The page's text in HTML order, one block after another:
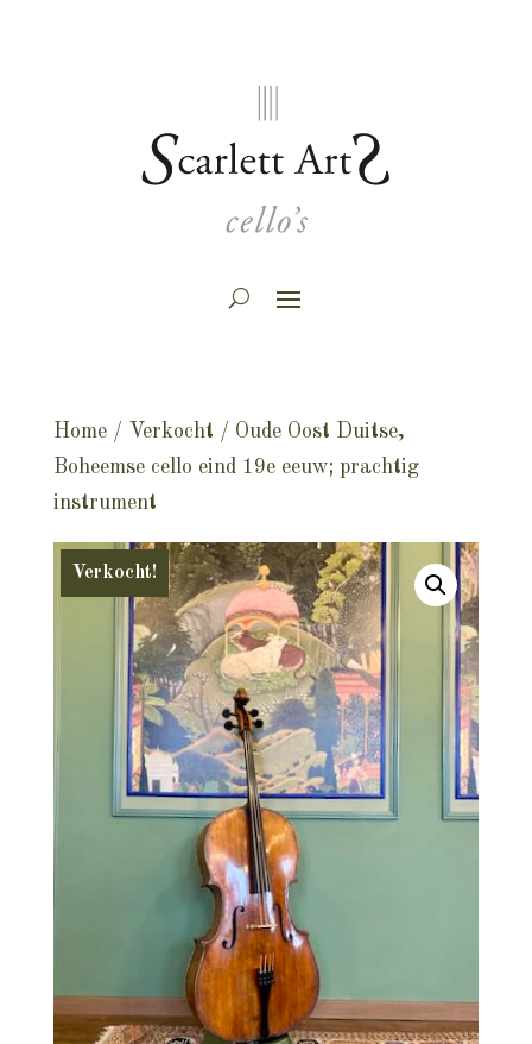
Home/ Verkocht / Oude Oost Duitse,
Boheemse cello eind 19e eeuw; prachtig
instrument
Verkocht!